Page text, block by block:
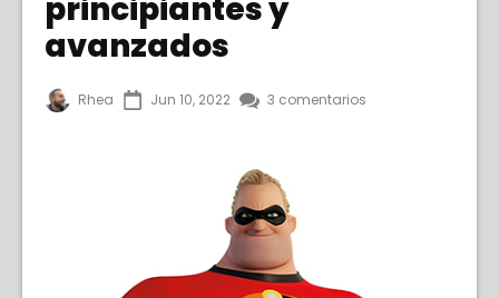
Español
principiantes y
avanzados
Rhea Jun 10, 2022 3 comentarios